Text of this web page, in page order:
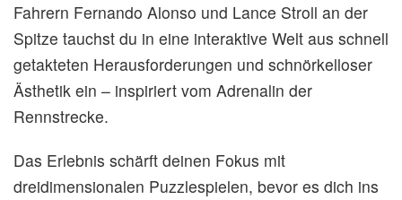
Fahrern Fernando Alonso und Lance Stroll an der
Spitze tauchst du in eine interaktive Welt aus schnell
getakteten Herausforderungen und schnörkelloser
Ästhetik ein – inspiriert vom Adrenalin der
Rennstrecke.
Das Erlebnis schärft deinen Fokus mit
dreidimensionalen Puzzlespielen, bevor es dich ins